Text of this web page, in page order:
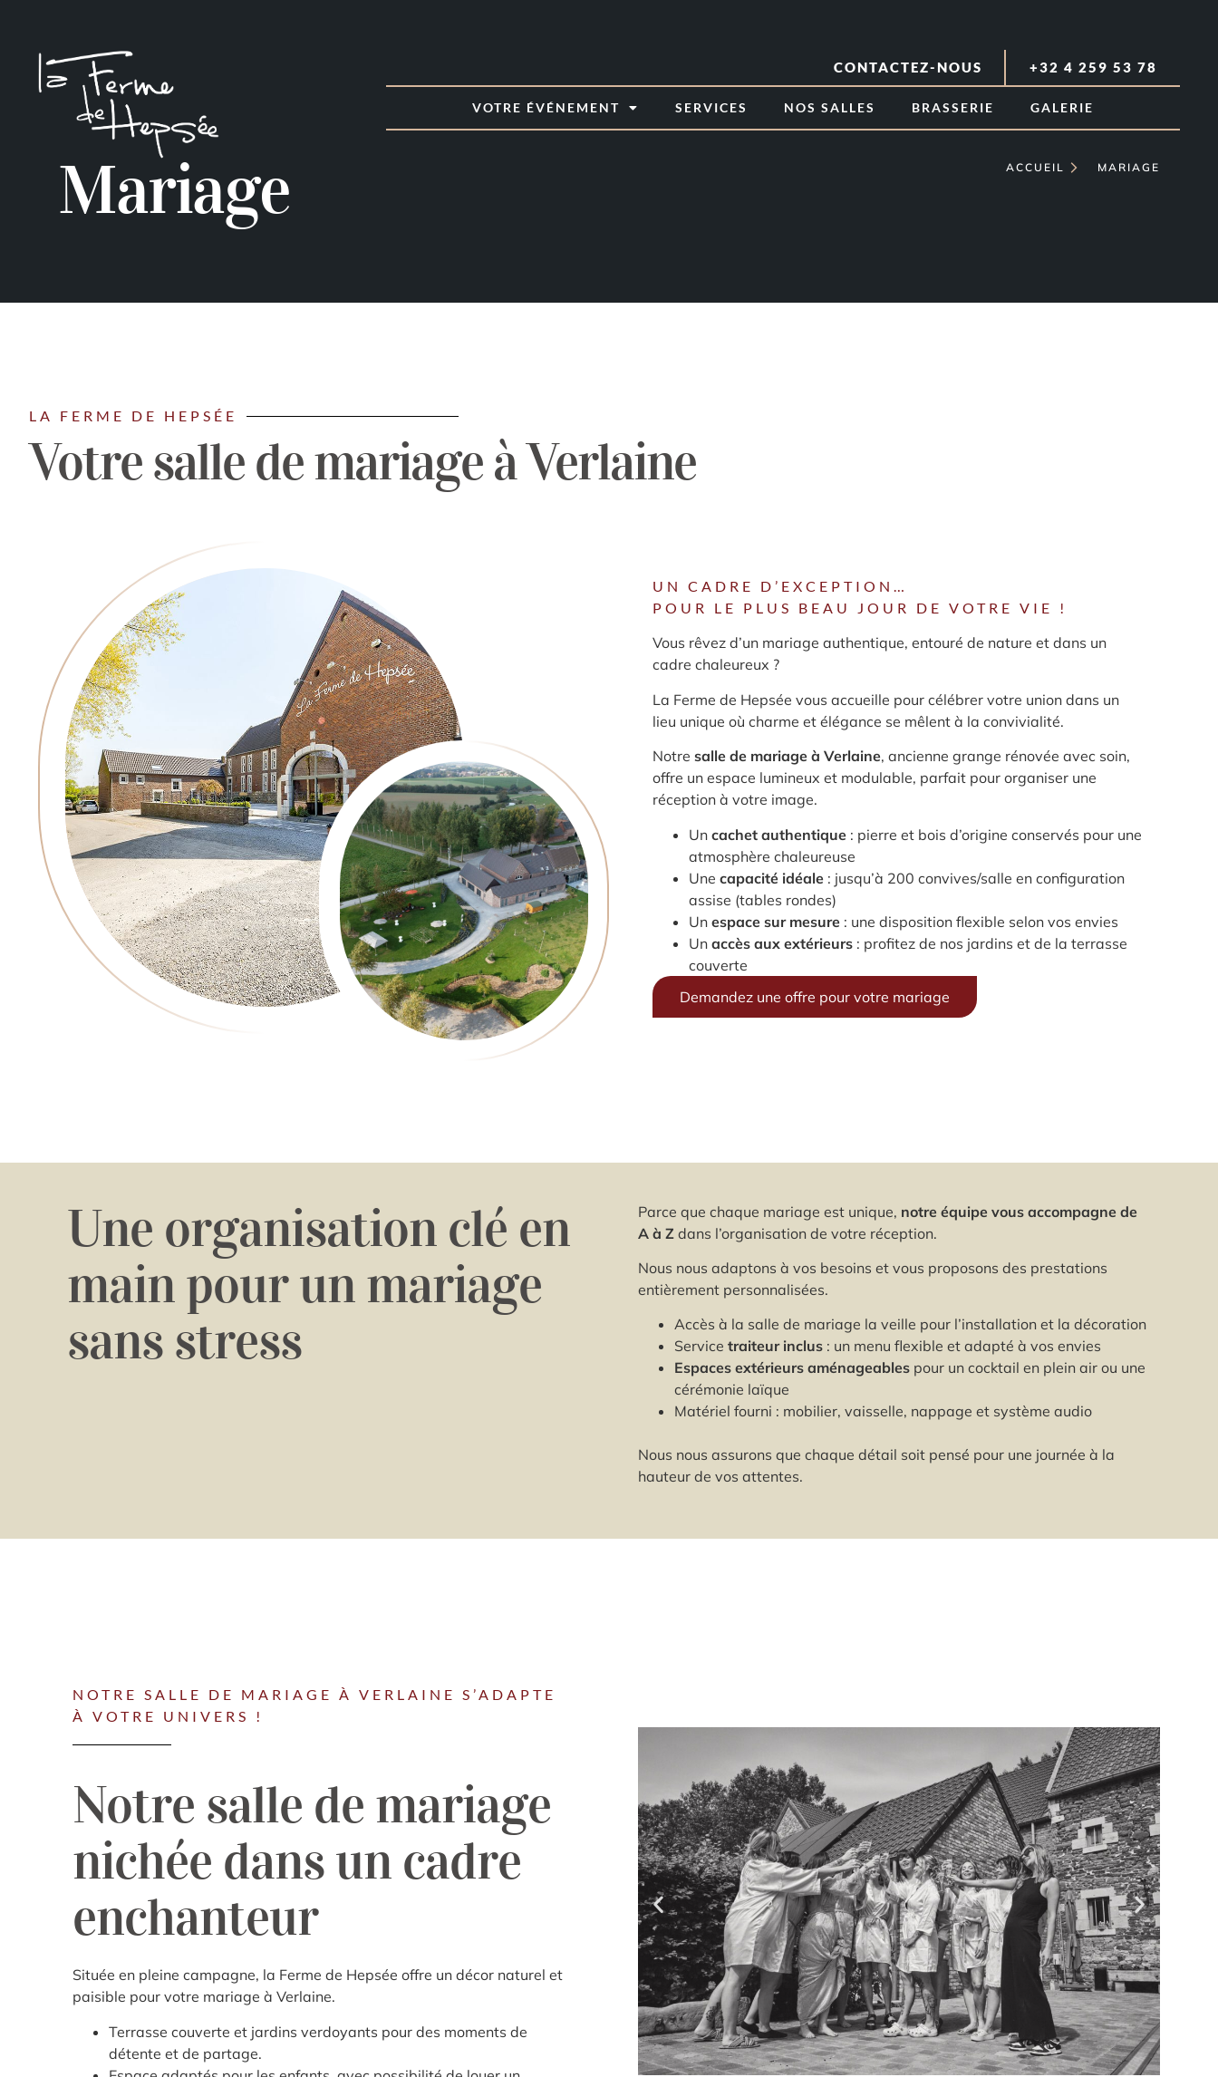
CONTACTEZ-NOUS +32 4 259 53 78
VOTRE ÉVÉNEMENT SERVICES NOS SALLES BRASSERIE GALERIE
Mariage ACCUEIL MARIAGE
LA FERME DE HEPSÉE
Votre salle de mariage à Verlaine
UN CADRE D’EXCEPTION…
POUR LE PLUS BEAU JOUR DE VOTRE VIE !
Vous rêvez d’un mariage authentique, entouré de nature et dans un
cadre chaleureux ?
La Ferme de Hepsée vous accueille pour célébrer votre union dans un
lieu unique où charme et élégance se mêlent à la convivialité.
Notre salle de mariage à Verlaine, ancienne grange rénovée avec soin,
offre un espace lumineux et modulable, parfait pour organiser une
réception à votre image.
Un cachet authentique : pierre et bois d’origine conservés pour une
atmosphère chaleureuse
Une capacité idéale : jusqu’à 200 convives/salle en configuration
assise (tables rondes)
Un espace sur mesure : une disposition flexible selon vos envies
Un accès aux extérieurs : profitez de nos jardins et de la terrasse
couverte
Demandez une offre pour votre mariage
Une organisation clé en
main pour un mariage
sans stress
Parce que chaque mariage est unique, notre équipe vous accompagne de
A à Z dans l’organisation de votre réception.
Nous nous adaptons à vos besoins et vous proposons des prestations
entièrement personnalisées.
Accès à la salle de mariage la veille pour l’installation et la décoration
Service traiteur inclus : un menu flexible et adapté à vos envies
Espaces extérieurs aménageables pour un cocktail en plein air ou une
cérémonie laïque
Matériel fourni : mobilier, vaisselle, nappage et système audio
Nous nous assurons que chaque détail soit pensé pour une journée à la
hauteur de vos attentes.
NOTRE SALLE DE MARIAGE À VERLAINE S’ADAPTE
À VOTRE UNIVERS !
Notre salle de mariage
nichée dans un cadre
enchanteur
Située en pleine campagne, la Ferme de Hepsée offre un décor naturel et
paisible pour votre mariage à Verlaine.
Terrasse couverte et jardins verdoyants pour des moments de
détente et de partage.